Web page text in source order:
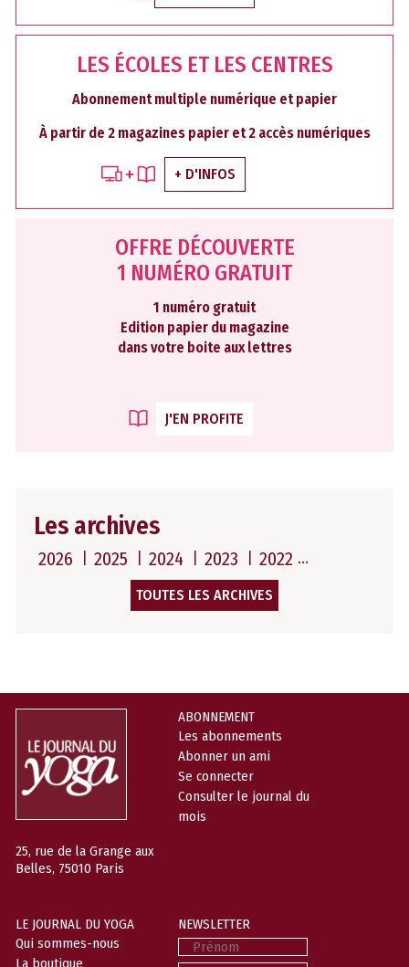
LES ÉCOLES ET LES CENTRES
Abonnement multiple numérique et papier
À partir de 2 magazines papier et 2 accès numériques
+ D'INFOS
OFFRE DÉCOUVERTE
1 NUMÉRO GRATUIT
1 numéro gratuit
Edition papier du magazine
dans votre boite aux lettres
J'EN PROFITE
Les archives
2026 2025 2024 2023 2022
TOUTES LES ARCHIVES
25, rue de la Grange aux
Belles, 75010 Paris
ABONNEMENT
Les abonnements
Abonner un ami
Se connecter
Consulter le journal du
mois
LE JOURNAL DU YOGA
Qui sommes-nous
La boutique
NEWSLETTER
Prénom